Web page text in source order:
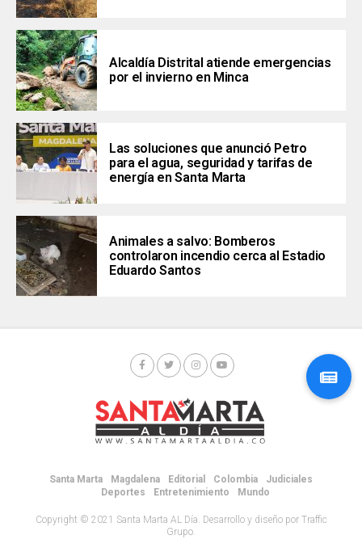
Alcaldía Distrital atiende emergencias
por el invierno en Minca
Las soluciones que anunció Petro
para el agua, seguridad y tarifas de
energía en Santa Marta
Animales a salvo: Bomberos
controlaron incendio cerca al Estadio
Eduardo Santos
Santa Marta Magdalena Editorial Colombia
Judiciales
Deportes
Entretenimiento Mundo
Copyright © 2021 Santa Marta AL Día. Desarrollo y diseño por Traffic
Grupo.